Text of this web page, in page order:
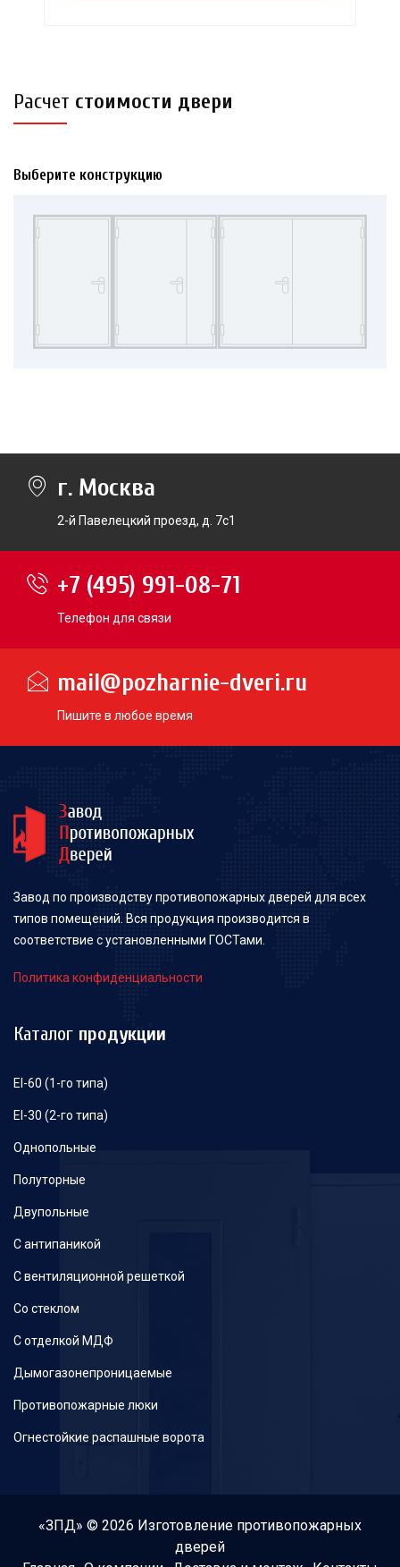
Расчет стоимости двери
Выберите конструкцию
г. Москва
2-й Павелецкий проезд, д. 7с1
+7 (495) 991-08-71
Телефон для связи
mail@pozharnie-dveri.ru
Пишите в любое время
Завод по производству противопожарных дверей для всех
типов помещений. Вся продукция производится в
соответствие с установленными ГОСТами.
Политика конфиденциальности
Каталог продукции
EI-60 (1-го типа)
EI-30 (2-го типа)
Однопольные
Полуторные
Двупольные
С антипаникой
С вентиляционной решеткой
Со стеклом
С отделкой МДФ
Дымогазонепроницаемые
Противопожарные люки
Огнестойкие распашные ворота
«ЗПД» © 2026 Изготовление противопожарных
дверей